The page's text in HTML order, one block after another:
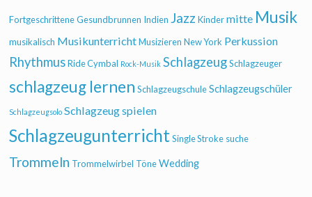
Fortgeschrittene Gesundbrunnen Indien Jazz Kinder mitte Musik
musikalisch Musikunterricht Musizieren New York Perkussion
Rhythmus Ride Cymbal Rock-Musik Schlagzeug Schlagzeuger
schlagzeug lernen Schlagzeugschule Schlagzeugschüler
Schlagzeugsolo Schlagzeug spielen
Schlagzeugunterricht Single Stroke suche
Trommeln Trommelwirbel Töne Wedding